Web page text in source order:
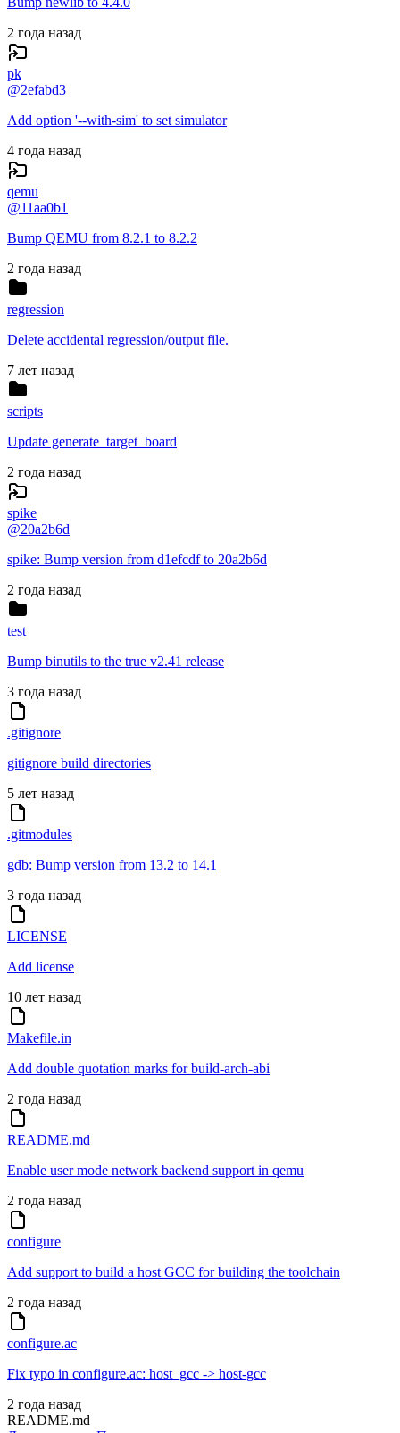
2 года назад
pk
@2efabd3
Add option '--with-sim' to set simulator
4 года назад
qemu
@11aa0b1
Bump QEMU from 8.2.1 to 8.2.2
2 года назад
regression
Delete accidental regression/output file.
7 лет назад
scripts
Update generate_target_board
2 года назад
spike
@20a2b6d
spike: Bump version from d1efcdf to 20a2b6d
2 года назад
test
Bump binutils to the true v2.41 release
3 года назад
.gitignore
gitignore build directories
5 лет назад
.gitmodules
gdb: Bump version from 13.2 to 14.1
3 года назад
LICENSE
Add license
10 лет назад
Makefile.in
Add double quotation marks for build-arch-abi
2 года назад
README.md
Enable user mode network backend support in qemu
2 года назад
configure
Add support to build a host GCC for building the toolchain
2 года назад
configure.ac
Fix typo in configure.ac: host_gcc -> host-gcc
2 года назад
README.md